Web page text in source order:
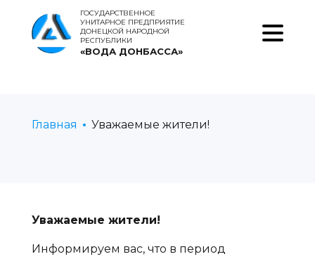
ГОСУДАРСТВЕННОЕ
УНИТАРНОЕ ПРЕДПРИЯТИЕ
ДОНЕЦКОЙ НАРОДНОЙ
РЕСПУБЛИКИ
«ВОДА ДОНБАССА»
Главная Уважаемые жители!
Уважаемые жители!
Информируем вас, что в период